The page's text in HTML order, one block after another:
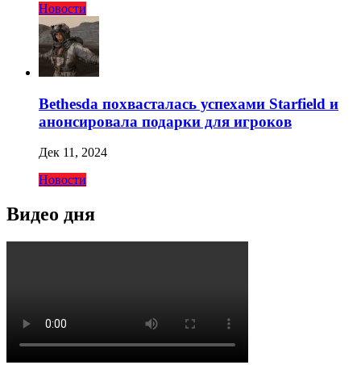
Новости
Bethesda похвасталась успехами Starfield и
анонсировала подарки для игроков
Дек 11, 2024
Новости
Видео дня